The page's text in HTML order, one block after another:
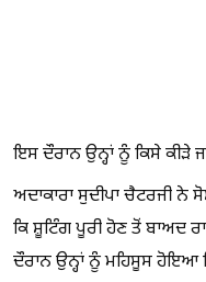
ਇਸ ਦੌਰਾਨ ਉਨ੍ਹਾਂ ਨੂੰ ਕਿਸੇ ਕੀੜੇ
ਅਦਾਕਾਰਾ ਸੁਦੀਪਾ ਚੈਟਰਜੀ ਨੇ
ਕਿ ਸ਼ੂਟਿੰਗ ਪੂਰੀ ਹੋਣ ਤੋਂ ਬਾਅਦ
ਦੌਰਾਨ ਉਨ੍ਹਾਂ ਨੂੰ ਮਹਿਸੂਸ